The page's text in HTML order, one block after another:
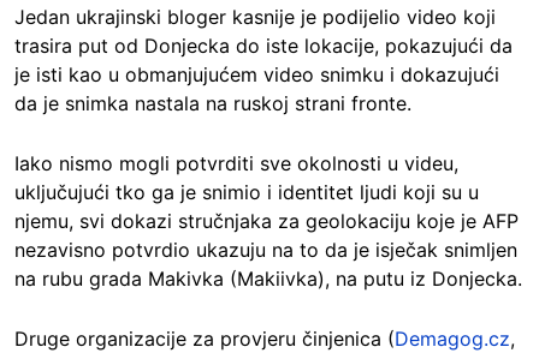
Jedan ukrajinski bloger kasnije je podijelio video koji
trasira put od Donjecka do iste lokacije, pokazujući da
je isti kao u obmanjujućem video snimku i dokazujući
da je snimka nastala na ruskoj strani fronte.
Iako nismo mogli potvrditi sve okolnosti u videu,
uključujući tko ga je snimio i identitet ljudi koji su u
njemu, svi dokazi stručnjaka za geolokaciju koje je AFP
nezavisno potvrdio ukazuju na to da je isječak snimljen
na rubu grada Makivka (Makiivka), na putu iz Donjecka.
Druge organizacije za provjeru činjenica (Demagog.cz,